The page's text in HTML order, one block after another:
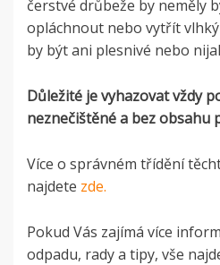
čerstvé drůbeže by neměly
opláchnout nebo vytřít
by být ani plesnivé nebo
Důležité je vyhazovat vždy
neznečištěné a bez obsahu
Více o správném třídění
najdete zde.
Pokud Vás zajímá více
odpadu, rady a tipy, vše